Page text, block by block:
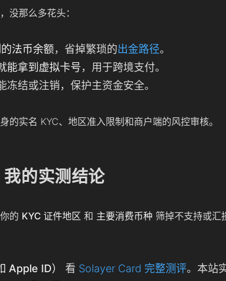
没那么多花头：
法币余额，省掉繁琐的出金路径。
能拿到虚拟卡号，用于跨境支付。
冻结或注销，保护主资金安全。
的实名 KYC、地区准入限制和商户端的风控审核。
的实测结论
的 KYC 证件地区 和 主要消费币种 筛掉不支持或汇
Apple ID） 看 Solayer Card 完整测评。本站